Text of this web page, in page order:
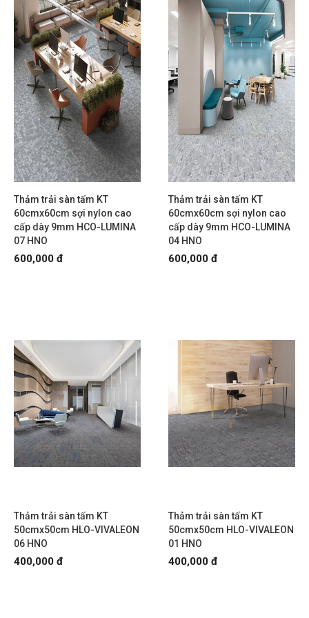
Thảm trải sàn tấm KT
60cmx60cm sợi nylon cao
cấp dày 9mm HCO-LUMINA
07 HNO
600,000 đ
Thảm trải sàn tấm KT
60cmx60cm sợi nylon cao
cấp dày 9mm HCO-LUMINA
04 HNO
600,000 đ
Thảm trải sàn tấm KT
50cmx50cm HLO-VIVALEON
06 HNO
400,000 đ
Thảm trải sàn tấm KT
50cmx50cm HLO-VIVALEON
01 HNO
400,000 đ